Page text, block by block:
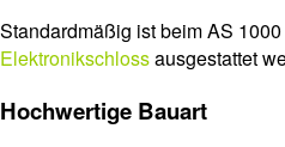
Standardmäßig ist beim AS
Elektronikschlossausgestattet
Hochwertige Bauart